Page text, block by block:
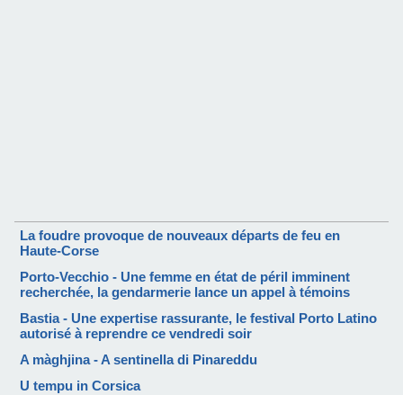
La foudre provoque de nouveaux départs de feu en
Haute-Corse
Porto-Vecchio - Une femme en état de péril imminent
recherchée, la gendarmerie lance un appel à témoins
Bastia - Une expertise rassurante, le festival Porto Latino
autorisé à reprendre ce vendredi soir
A màghjina - A sentinella di Pinareddu
U tempu in Corsica